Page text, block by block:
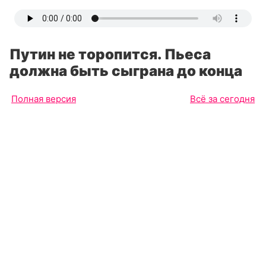
Путин не торопится. Пьеса
должна быть сыграна до конца
Полная версия Всё за сегодня